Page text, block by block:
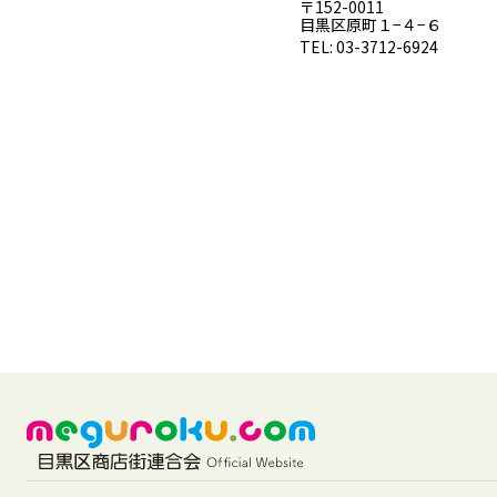
〒152-0011
目黒区原町１−４−６
TEL: 03-3712-6924